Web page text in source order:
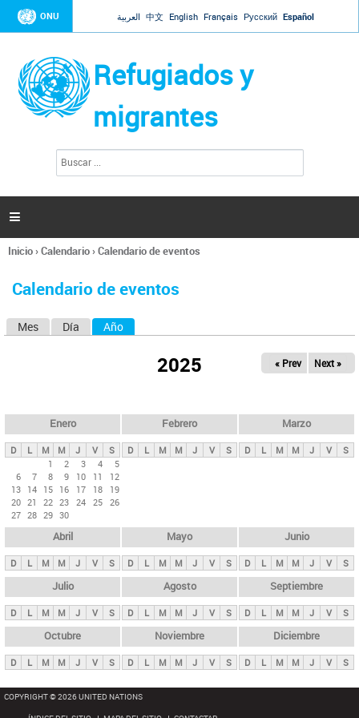
Jump to navigation
ONU العربية 中文 English Français Русский Español
Refugiados y
migrantes
l
d
s

Se
usted
Inicio›Calendario›Calendario de eventos
Calendario de eventos
s
p
n
i
p
a
l
s
Mes Día Año
2025 « Prev Next »
Enero
D L M M J V
S
1
2 3 4
5
6
7 8 9 10 11
12
13 14 15 16 17 18
19
20 21 22 23 24 25 26
27 28 29 30
Febrero
D L M M J V S
Marzo
D L M M J V S
Abril
D L M M J V S
Mayo
D L M M J V S
Junio
D L M M J V S
Julio
D L M M J V S
Agosto
D L M M J V S
Septiembre
D L M M J V S
Octubre
D L M M J V S
Noviembre
D L M M J V S
Diciembre
D L M M J V S
COPYRIGHT © 2026 UNITED NATIONS